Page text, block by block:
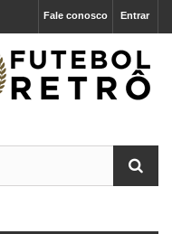
Entrar
Fale conosco